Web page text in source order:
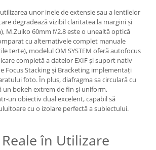
unor inele de extensie sau a lentilelor
degradează vizibil claritatea la margini și
M.Zuiko 60mm f/2.8 este o unealtă optică
cu alternativele complet manuale
terțe), modelul OM SYSTEM oferă autofocus
completă a datelor EXIF și suport nativ
Focus Stacking și Bracketing implementați
foto. În plus, diafragma sa circulară cu
un bokeh extrem de fin și uniform,
un obiectiv dual excelent, capabil să
cu o izolare perfectă a subiectului.
în Utilizare